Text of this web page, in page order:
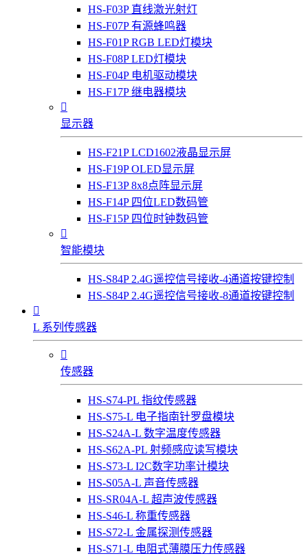
HS-F03P 直线激光射灯
HS-F07P 有源蜂鸣器
HS-F01P RGB LED灯模块
HS-F08P LED灯模块
HS-F04P 电机驱动模块
HS-F17P 继电器模块

显示器
HS-F21P LCD1602液晶显示屏
HS-F19P OLED显示屏
HS-F13P 8x8点阵显示屏
HS-F14P 四位LED数码管
HS-F15P 四位时钟数码管

智能模块
HS-S84P 2.4G遥控信号接收-4通道按键控制
HS-S84P 2.4G遥控信号接收-8通道按键控制

L 系列传感器

传感器
HS-S74-PL 指纹传感器
HS-S75-L 电子指南针罗盘模块
HS-S24A-L 数字温度传感器
HS-S62A-PL 射频感应读写模块
HS-S73-L I2C数字功率计模块
HS-S05A-L 声音传感器
HS-SR04A-L 超声波传感器
HS-S46-L 称重传感器
HS-S72-L 金属探测传感器
HS-S71-L 电阻式薄膜压力传感器